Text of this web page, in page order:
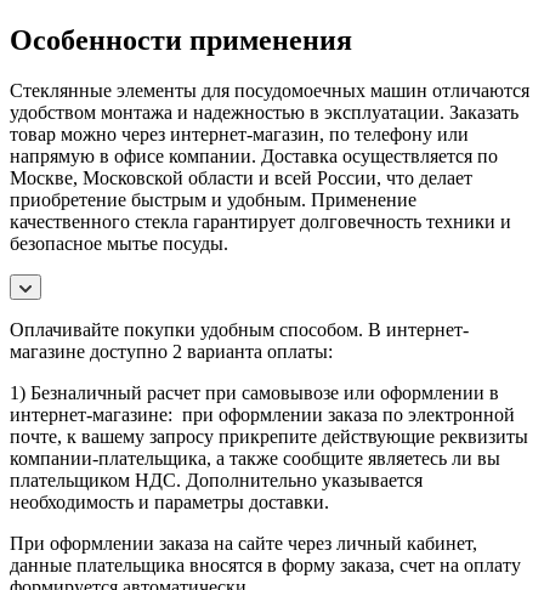
Особенности применения
Стеклянные элементы для посудомоечных машин отличаются
удобством монтажа и надежностью в эксплуатации. Заказать
товар можно через интернет-магазин, по телефону или
напрямую в офисе компании. Доставка осуществляется по
Москве, Московской области и всей России, что делает
приобретение быстрым и удобным. Применение
качественного стекла гарантирует долговечность техники и
безопасное мытье посуды.
Оплачивайте покупки удобным способом. В интернет-
магазине доступно 2 варианта оплаты:
1) Безналичный расчет при самовывозе или оформлении в
интернет-магазине: при оформлении заказа по электронной
почте, к вашему запросу прикрепите действующие реквизиты
компании-плательщика, а также сообщите являетесь ли вы
плательщиком НДС. Дополнительно указывается
необходимость и параметры доставки.
При оформлении заказа на сайте через личный кабинет,
данные плательщика вносятся в форму заказа, счет на оплату